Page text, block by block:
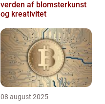
verden af blomsterkunst
og kreativitet
08 august 2025